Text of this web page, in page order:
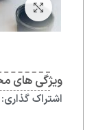
ویژگی های
اشتراک گذاری: